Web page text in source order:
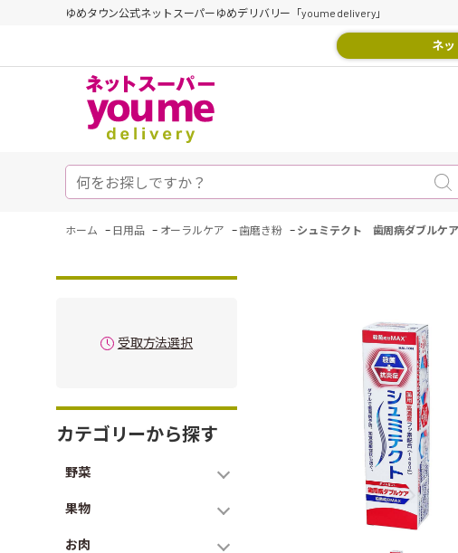
ゆめタウン公式ネットスーパーゆめデリバリー「youme delivery」
ネッ
ホーム - 日用品 - オーラルケア -歯磨き粉 - シュミテクト 歯周病ダブルケ
受取方法選択
カテゴリーから探す
野菜
果物
お肉